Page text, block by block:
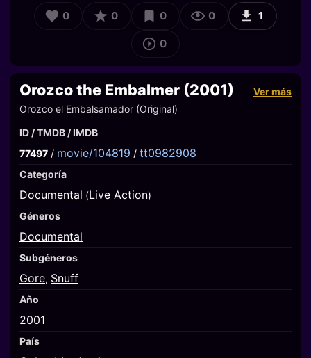
0 0 0 0 1
0
Orozco the Embalmer (2001)
Ver más
Orozco el Embalsamador (Original)
ID / TMDB / IMDB
77497 / movie/104819 / tt0982908
Categoría
Documental (Live Action)
Géneros
Documental
Subgéneros
Gore, Snuff
Año
2001
País